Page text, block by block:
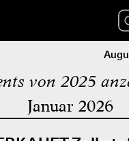
von 2025
Januar 2026